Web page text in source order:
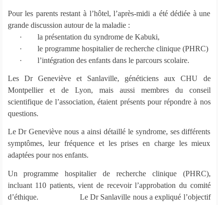
Pour les parents restant à l’hôtel, l’après-midi a été dédiée à une
grande discussion autour de la maladie :
·
la présentation du syndrome de Kabuki,
·
le programme hospitalier de recherche clinique (PHRC)
·
l’intégration des enfants dans le parcours scolaire.
Les Dr Geneviève et Sanlaville, généticiens aux CHU de
Montpellier et de Lyon, mais aussi membres du conseil
scientifique de l’association, étaient présents pour répondre à nos
questions.
Le Dr Geneviève nous a ainsi détaillé le syndrome, ses différents
symptômes, leur fréquence et les prises en charge les mieux
adaptées pour nos enfants.
Un programme hospitalier de recherche clinique (PHRC),
incluant 110 patients, vient de recevoir l’approbation du comité
d’éthique. Le Dr Sanlaville nous a expliqué l’objectif